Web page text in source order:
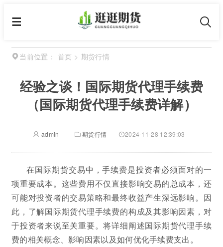
当前位置： 首页 > 期货行情
经验之谈！国际期货代理手续费
（国际期货代理手续费详解）
admin 期货行情 2024-11-28 12:39:03
在国际期货交易中，手续费是投资者必须面对的一
项重要成本。这些费用不仅直接影响交易的总成本，还
可能对投资者的交易策略和最终收益产生深远影响。因
此，了解国际期货代理手续费的构成及其影响因素，对
于投资者来说至关重要。将详细阐述国际期货代理手续
费的相关概念、影响因素以及如何优化手续费支出。